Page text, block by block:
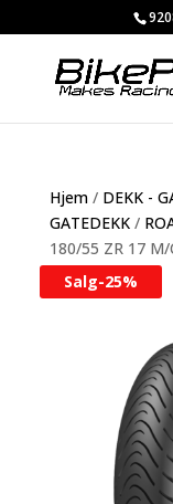
Hjem/ DEKK -
GATEDEKK/
180/55 ZR 17
Salg-25%